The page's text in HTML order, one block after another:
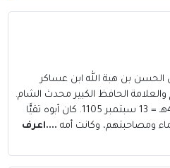
الحسن بن هبة الله ابن عساكر
- 571 هـ) الإمام والعلامة الحافظ الكبير محدث الشام.
ولد في غرة المحرم من سنة 499هـ = 13 سبتمبر 1105. كان أبوه تقيًّا
ومصاحبتهم، وكانت أمه ....اعرف